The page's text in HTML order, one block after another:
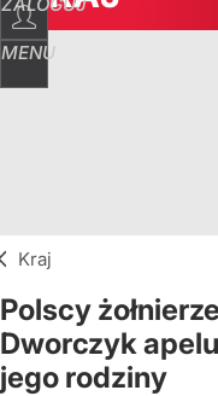
MENU
Kraj
Polscy
Dworczyk
jego rodziny